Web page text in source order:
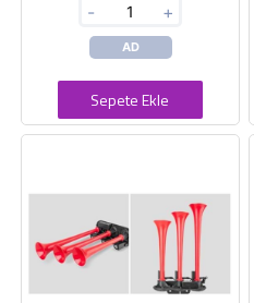
- +
AD
Sepete Ekle